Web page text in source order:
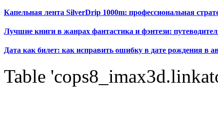
Капельная лента SilverDrip 1000m: профессиональная
Лучшие книги в жанрах фантастика и фэнтези:
Дата как билет: как исправить ошибку в дате рождения в
Table